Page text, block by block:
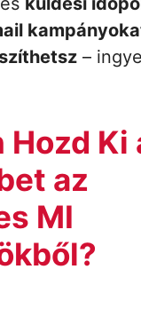
–
Hozd Ki
az
MI